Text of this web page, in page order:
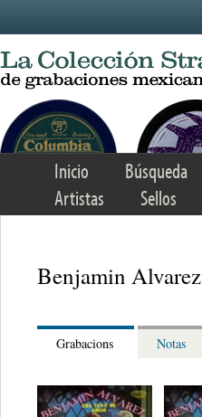
Inicio Búsqueda
Artistas
Sellos
Benjamin Alvarez
Grabacions Notas